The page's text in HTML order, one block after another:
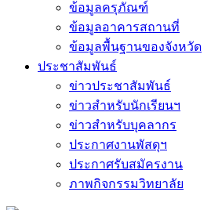
ข้อมูลครุภัณฑ์
ข้อมูลอาคารสถานที่
ข้อมูลพื้นฐานของจังหวัด
ประชาสัมพันธ์
ข่าวประชาสัมพันธ์
ข่าวสำหรับนักเรียนฯ
ข่าวสำหรับบุคลากร
ประกาศงานพัสดุฯ
ประกาศรับสมัครงาน
ภาพกิจกรรมวิทยาลัย